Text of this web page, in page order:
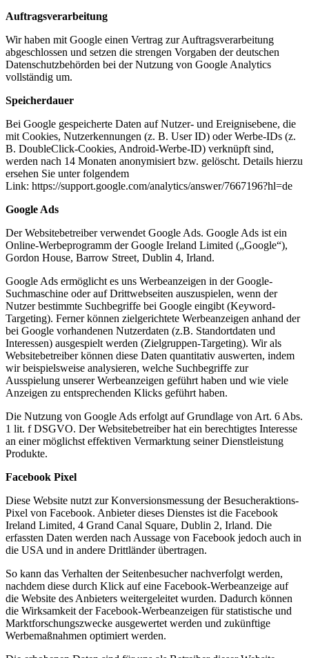
Auftragsverarbeitung
Wir haben mit Google einen Vertrag zur Auftragsverarbeitung
abgeschlossen und setzen die strengen Vorgaben der deutschen
Datenschutzbehörden bei der Nutzung von Google Analytics
vollständig um.
Speicherdauer
Bei Google gespeicherte Daten auf Nutzer- und Ereignisebene, die
mit Cookies, Nutzerkennungen (z. B. User ID) oder Werbe-IDs (z.
B. DoubleClick-Cookies, Android-Werbe-ID) verknüpft sind,
werden nach 14 Monaten anonymisiert bzw. gelöscht. Details hierzu
ersehen Sie unter folgendem
Link: https://support.google.com/analytics/answer/7667196?hl=de
Google Ads
Der Websitebetreiber verwendet Google Ads. Google Ads ist ein
Online-Werbeprogramm der Google Ireland Limited („Google“),
Gordon House, Barrow Street, Dublin 4, Irland.
Google Ads ermöglicht es uns Werbeanzeigen in der Google-
Suchmaschine oder auf Drittwebseiten auszuspielen, wenn der
Nutzer bestimmte Suchbegriffe bei Google eingibt (Keyword-
Targeting). Ferner können zielgerichtete Werbeanzeigen anhand der
bei Google vorhandenen Nutzerdaten (z.B. Standortdaten und
Interessen) ausgespielt werden (Zielgruppen-Targeting). Wir als
Websitebetreiber können diese Daten quantitativ auswerten, indem
wir beispielsweise analysieren, welche Suchbegriffe zur
Ausspielung unserer Werbeanzeigen geführt haben und wie viele
Anzeigen zu entsprechenden Klicks geführt haben.
Die Nutzung von Google Ads erfolgt auf Grundlage von Art. 6 Abs.
1 lit. f DSGVO. Der Websitebetreiber hat ein berechtigtes Interesse
an einer möglichst effektiven Vermarktung seiner Dienstleistung
Produkte.
Facebook Pixel
Diese Website nutzt zur Konversionsmessung der Besucheraktions-
Pixel von Facebook. Anbieter dieses Dienstes ist die Facebook
Ireland Limited, 4 Grand Canal Square, Dublin 2, Irland. Die
erfassten Daten werden nach Aussage von Facebook jedoch auch in
die USA und in andere Drittländer übertragen.
So kann das Verhalten der Seitenbesucher nachverfolgt werden,
nachdem diese durch Klick auf eine Facebook-Werbeanzeige auf
die Website des Anbieters weitergeleitet wurden. Dadurch können
die Wirksamkeit der Facebook-Werbeanzeigen für statistische und
Marktforschungszwecke ausgewertet werden und zukünftige
Werbemaßnahmen optimiert werden.